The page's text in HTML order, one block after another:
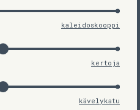
kaleidoskooppi
kertoja
kävelykatu